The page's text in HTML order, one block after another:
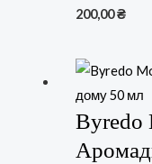
200,00₴
Byredo